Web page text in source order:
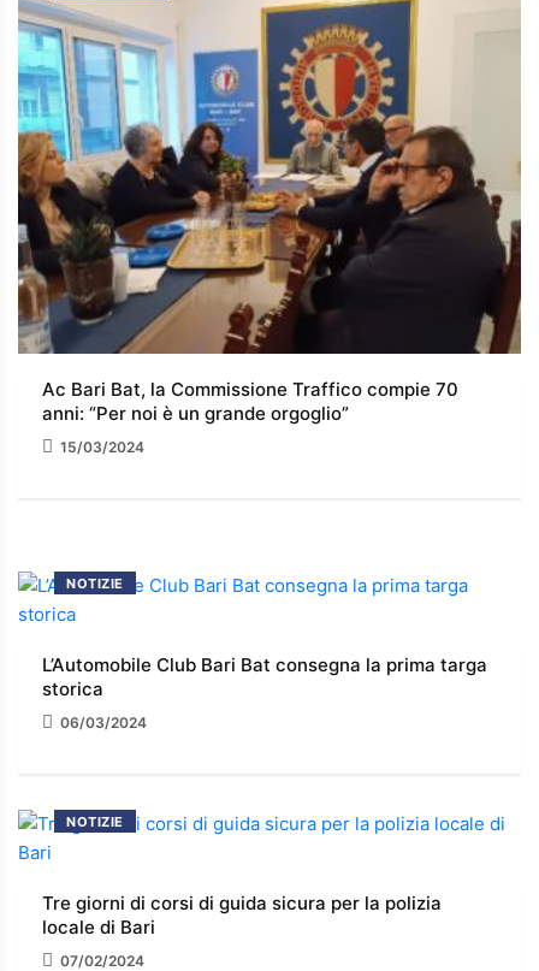
Ac Bari Bat, la Commissione Traffico compie 70
anni: “Per noi è un grande orgoglio”
15/03/2024
NOTIZIE
L’Automobile Club Bari Bat consegna la prima targa
storica
06/03/2024
NOTIZIE
Tre giorni di corsi di guida sicura per la polizia
locale di Bari
07/02/2024